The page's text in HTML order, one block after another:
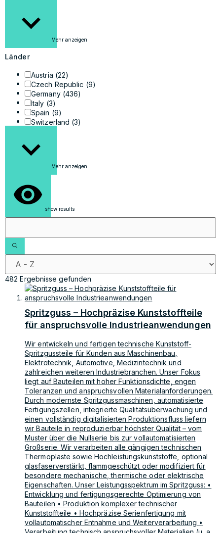
Mehr anzeigen
Länder
Austria (22)
Czech Republic (9)
Germany (436)
Italy (3)
Spain (9)
Switzerland (3)
Mehr anzeigen
show results
482 Ergebnisse gefunden
Spritzguss – Hochpräzise Kunststoffteile
für anspruchsvolle Industrieanwendungen
Wir entwickeln und fertigen technische Kunststoff-
Spritzgussteile für Kunden aus Maschinenbau,
Elektrotechnik, Automotive, Medizintechnik und
zahlreichen weiteren Industriebranchen. Unser Fokus
liegt auf Bauteilen mit hoher Funktionsdichte, engen
Toleranzen und anspruchsvollen Materialanforderungen.
Durch modernste Spritzgussmaschinen, automatisierte
Fertigungszellen, integrierte Qualitätsüberwachung und
einen vollständig digitalisierten Produktionsfluss liefern
wir Bauteile in reproduzierbar höchster Qualität – vom
Muster über die Nullserie bis zur vollautomatisierten
Großserie. Wir verarbeiten alle gängigen technischen
Thermoplaste sowie Hochleistungskunststoffe, optional
glasfaserverstärkt, flammgeschützt oder modifiziert für
besondere mechanische, thermische oder elektrische
Eigenschaften. Unser Leistungsspektrum im Spritzguss: •
Entwicklung und fertigungsgerechte Optimierung von
Bauteilen • Produktion komplexer technischer
Kunststoffteile • Hochpräzise Serienfertigung mit
vollautomatischer Entnahme und Weiterverarbeitung •